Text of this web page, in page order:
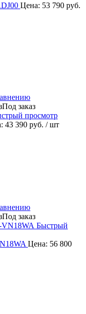
Цена: 53 790 руб.
Под заказ
просмотр
43 390 руб. / шт
Под заказ
Быстрый
Цена: 56 800